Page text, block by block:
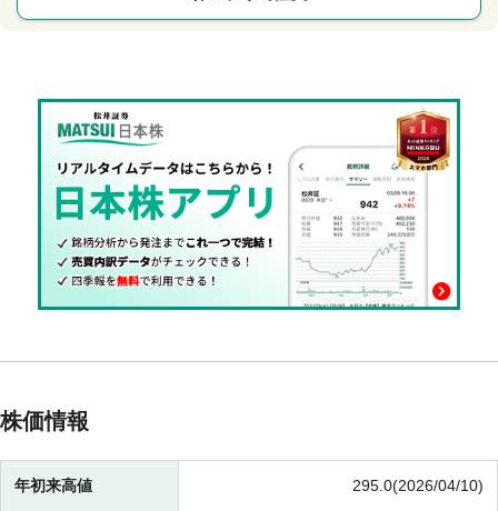
株価情報
年初来高値 295.0(2026/04/10)